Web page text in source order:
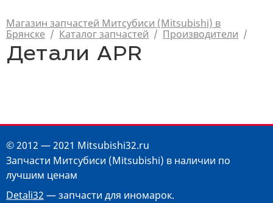
Магазин запчастей Митсубиси (Mitsubishi) в
Брянске / Каталог запчастей / Производители /
Детали APR
© 2012 — 2021 Mitsubishi32.ru
Запчасти Митсубиси (Mitsubishi) в наличии по
лучшим ценам
Detali32 — запчасти для иномарок.